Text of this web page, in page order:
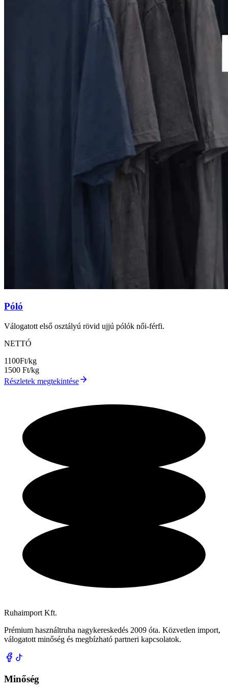
Póló
Válogatott első osztályú rövid ujjú pólók női-férfi.
NETTÓ
1100Ft/kg
1500 Ft/kg
Részletek megtekintése
Ruhaimport Kft.
Prémium használtruha nagykereskedés 2009 óta. Közvetlen import,
válogatott minőség és megbízható partneri kapcsolatok.
Minőség